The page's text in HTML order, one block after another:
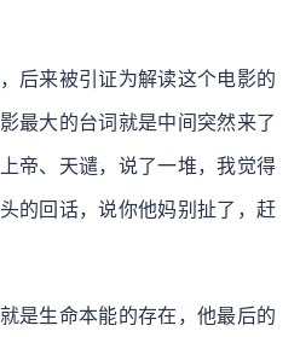
后来被引证为解读这个电影的
最大的台词就是中间突然来了
帝、天谴，说了一堆，我觉得
的回话，说你他妈别扯了，赶
是生命本能的存在，他最后的